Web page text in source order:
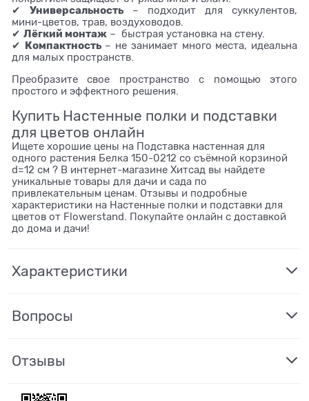
✔ Универсальность – подходит для суккулентов,
мини-цветов, трав, воздуховодов.
✔ Лёгкий монтаж – быстрая установка на стену.
✔ Компактность– не занимает много места, идеальна
для малых пространств.
Преобразите свое пространство с помощью этого
простого и эффектного решения.
Купить Настенные полки и подставки
для цветов онлайн
Ищете хорошие цены на Подставка настенная для
одного растения Белка 150-0212 со съёмной корзиной
d=12 см ? В интернет-магазине Хитсад вы найдете
уникальные товары для дачи и сада по
привлекательным ценам. Отзывы и подробные
характеристики на Настенные полки и подставки для
цветов от Flowerstand. Покупайте онлайн с доставкой
до дома и дачи!
Характеристики
Вопросы
Отзывы